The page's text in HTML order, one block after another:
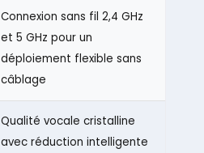
Connexion sans fil 2,4 GHz
et 5 GHz pour un
déploiement flexible sans
câblage
Qualité vocale cristalline
avec réduction intelligente